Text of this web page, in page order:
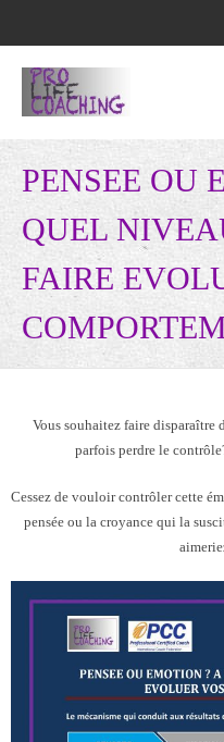
Accueil
Nos offres
- Entreprises
- - CEO et cadres
- - Équipes soudées et
- - Supervision Collective
- - SuperVision
- - Mentoring de coach
Qui sommes-nous ?
PENSEE OU
QUEL
FAIRE
Vous souhaitez faire disparaître
parfois perdre le
Cessez de vouloir contrôler cette
pensée ou la croyance qui la